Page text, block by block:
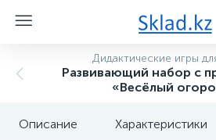
Дидактические игры
Развивающий набор с
«Весёлый
Описание Характеристики